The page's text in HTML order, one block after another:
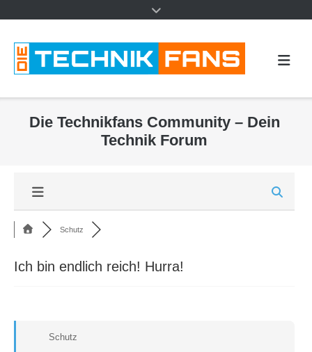
Die Technikfans Community – Dein
Technik Forum
Schutz
Ich bin endlich reich! Hurra!
Schutz